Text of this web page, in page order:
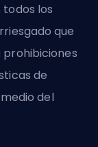
los
que
prohibiciones
de
del